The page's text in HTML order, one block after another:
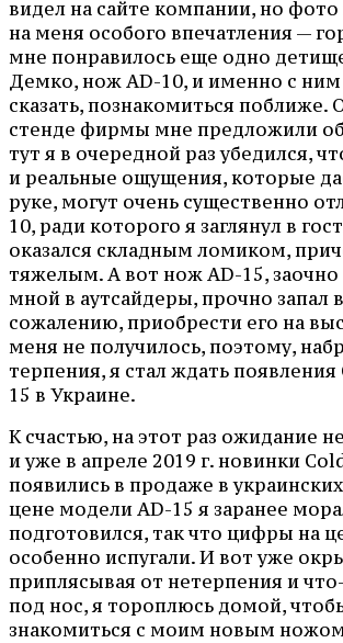
видел на сайте компании, но фото
на меня особого впечатления —
мне понравилось еще одно
Демко, нож AD-10, и именно с ним
сказать, познакомиться поближе.
стенде фирмы мне предложили
тут я в очередной раз убедился,
и реальные ощущения, которые
руке, могут очень существенно
10, ради которого я заглянул в
оказался складным ломиком,
тяжелым. А вот нож AD-15,
мной в аутсайдеры, прочно запал
сожалению, приобрести его на
меня не получилось, поэтому,
терпения, я стал ждать
15 в Украине.
К счастью, на этот раз ожидание
и уже в апреле 2019 г. новинки
появились в продаже в
цене модели AD-15 я заранее
подготовился, так что цифры на
особенно испугали. И вот уже
приплясывая от нетерпения и
под нос, я тороплюсь домой,
знакомиться с моим новым